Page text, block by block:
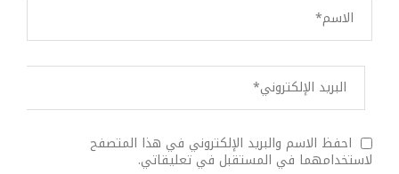
احفظ الاسم والبريد الإلكتروني في هذا المتصفح
لاستخدامهما في المستقبل في تعليقاتي.